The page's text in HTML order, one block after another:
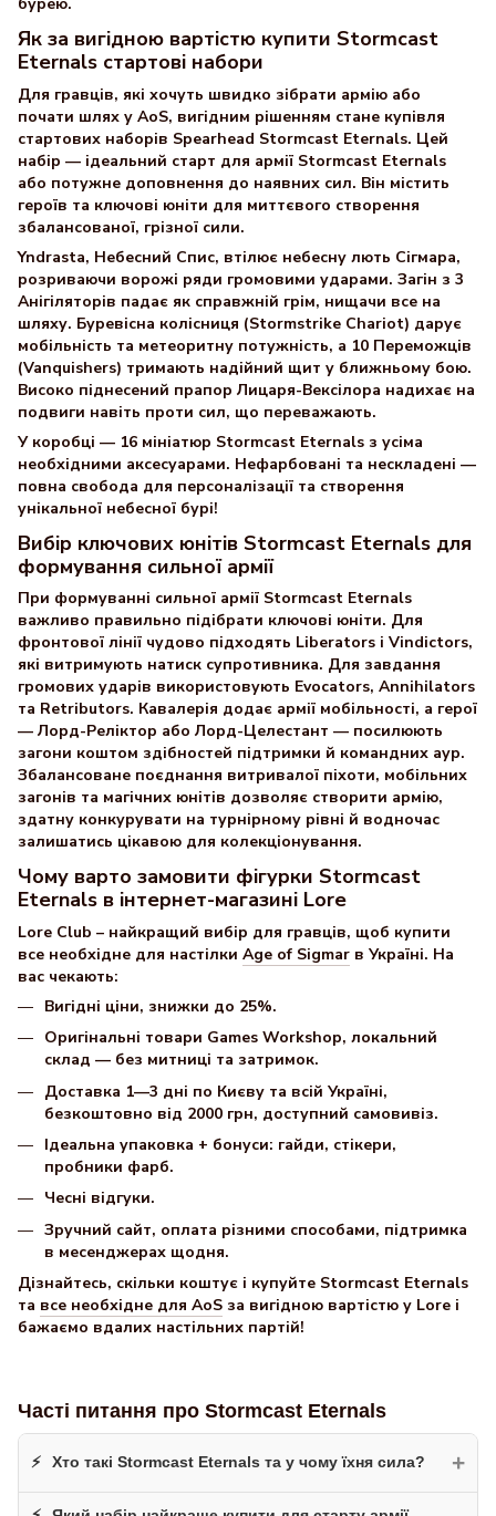
Як за вигідною вартістю купити Stormcast
Eternals стартові набори
Для гравців, які хочуть швидко зібрати армію або
почати шлях у AoS, вигідним рішенням стане купівля
стартових наборів Spearhead Stormcast Eternals. Цей
набір — ідеальний старт для армії Stormcast Eternals
або потужне доповнення до наявних сил. Він містить
героїв та ключові юніти для миттєвого створення
збалансованої, грізної сили.
Yndrasta, Небесний Спис, втілює небесну лють Сігмара,
розриваючи ворожі ряди громовими ударами. Загін з 3
Анігіляторів падає як справжній грім, нищачи все на
шляху. Буревісна колісниця (Stormstrike Chariot) дарує
мобільність та метеоритну потужність, а 10 Переможців
(Vanquishers) тримають надійний щит у ближньому бою.
Високо піднесений прапор Лицаря-Вексілора надихає на
подвиги навіть проти сил, що переважають.
У коробці — 16 мініатюр Stormcast Eternals з усіма
необхідними аксесуарами. Нефарбовані та нескладені —
повна свобода для персоналізації та створення
унікальної небесної бурі!
Вибір ключових юнітів Stormcast Eternals для
формування сильної армії
При формуванні сильної армії Stormcast Eternals
важливо правильно підібрати ключові юніти. Для
фронтової лінії чудово підходять Liberators і Vindictors,
які витримують натиск супротивника. Для завдання
громових ударів використовують Evocators, Annihilators
та Retributors. Кавалерія додає армії мобільності, а герої
— Лорд-Реліктор або Лорд-Целестант — посилюють
загони коштом здібностей підтримки й командних аур.
Збалансоване поєднання витривалої піхоти, мобільних
загонів та магічних юнітів дозволяє створити армію,
здатну конкурувати на турнірному рівні й водночас
залишатись цікавою для колекціонування.
Чому варто замовити фігурки Stormcast
Eternals в інтернет-магазині Lore
Lore Club – найкращий вибір для гравців, щоб купити
все необхідне для настілки Age of Sigmar в Україні. На
вас чекають:
Вигідні ціни, знижки до 25%.
Оригінальні товари Games Workshop, локальний
склад — без митниці та затримок.
Доставка 1—3 дні по Києву та всій Україні,
безкоштовно від 2000 грн, доступний самовивіз.
Ідеальна упаковка + бонуси: гайди, стікери,
пробники фарб.
Чесні відгуки.
Зручний сайт, оплата різними способами, підтримка
в месенджерах щодня.
Дізнайтесь, скільки коштує і купуйте Stormcast Eternals
та все необхідне для AoS за вигідною вартістю у Lore і
бажаємо вдалих настільних партій!
Часті питання про Stormcast Eternals
Хто такі Stormcast Eternals та у чому їхня сила? +